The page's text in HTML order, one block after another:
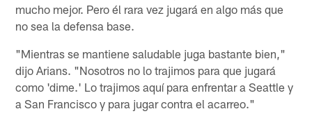
mucho mejor. Pero él rara vez jugará en algo más que
no sea la defensa base.
"Mientras se mantiene saludable juga bastante bien,"
dijo Arians. "Nosotros no lo trajimos para que jugará
como 'dime.' Lo trajimos aquí para enfrentar a Seattle y
a San Francisco y para jugar contra el acarreo."